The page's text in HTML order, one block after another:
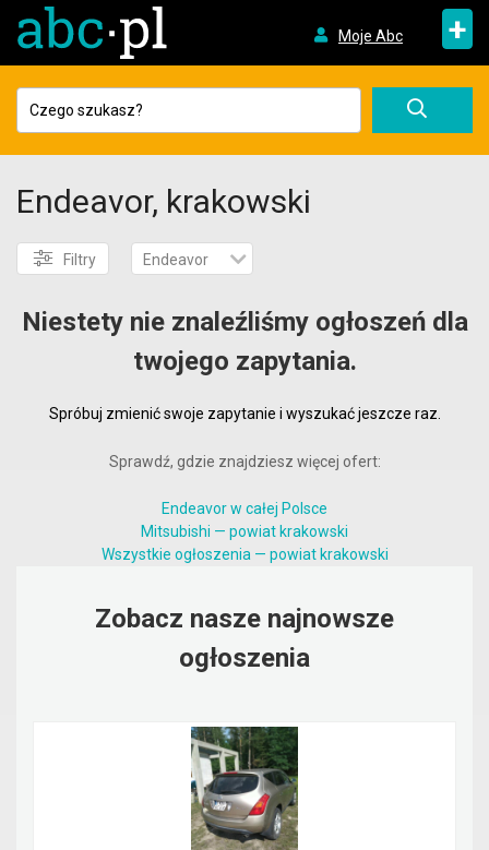
Moje Abc +
Endeavor, krakowski
Filtry Endeavor
Niestety nie znaleźliśmy ogłoszeń dla
twojego zapytania.
Spróbuj zmienić swoje zapytanie i wyszukać jeszcze raz.
Sprawdź, gdzie znajdziesz więcej ofert:
Endeavor w całej Polsce
Mitsubishi — powiat krakowski
Wszystkie ogłoszenia — powiat krakowski
Zobacz nasze najnowsze
ogłoszenia